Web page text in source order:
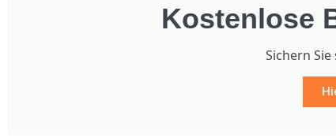
Kostenlose
Sichern